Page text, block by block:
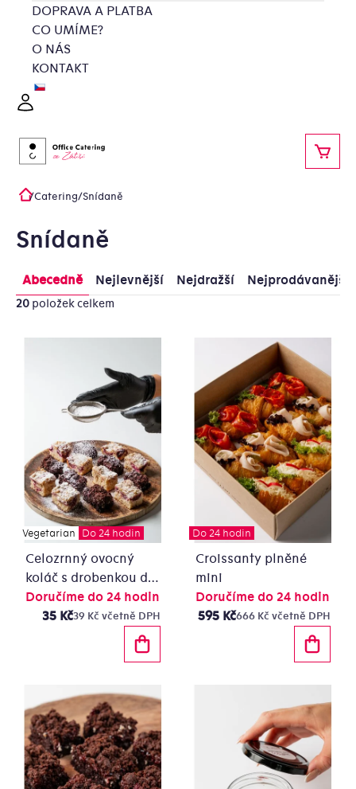
obsah
DOPRAVA A PLATBA
CO UMÍME?
O NÁS
KONTAKT
Domů
/Catering/Snídaně
Snídaně
Řazení
produktů
Abecedně Nejlevnější Nejdražší Nejprodávanější
20 položek celkem
Výpis
produktů
Vegetarian Do 24 hodin
Celozrnný ovocný
koláč s drobenkou dle
aktuální nabídky - řez
Doručíme do 24 hodin
39 Kč včetně DPH
35 Kč
Do 24 hodin
Croissanty plněné
mini
Doručíme do 24 hodin
666 Kč včetně DPH
595 Kč